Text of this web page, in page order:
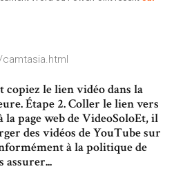
copiez le lien vidéo dans la
Étape 2. Coller le lien vers
page web de VideoSoloEt, il
des vidéos de YouTube sur
à la politique de
assurer...